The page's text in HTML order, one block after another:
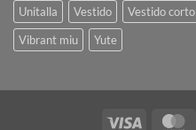
Unitalla
Vestido Vestido corto
Vibrant miu
Yute